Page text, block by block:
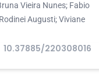
Vieira Nunes; Fabio
Augusti; Viviane
10.37885/220308016